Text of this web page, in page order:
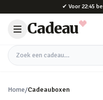
✔ Voor 22:45
Cadeau
Zoek een cadeau
Home/Cadeauboxen